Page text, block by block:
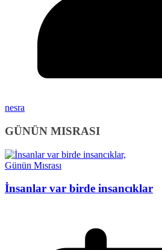
nesra
GÜNÜN MISRASI
Günün Mısrası
İnsanlar var birde insancıklar